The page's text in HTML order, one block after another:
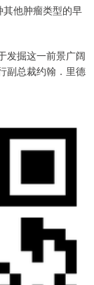
他肿瘤类型的早
掘这一前景广阔
副总裁约翰．里德